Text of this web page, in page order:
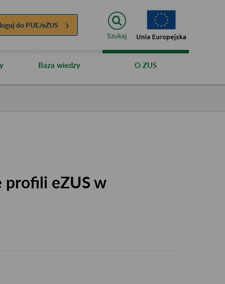
do PUE/eZUS
Szukaj
Baza wiedzy O ZUS
profili eZUS w